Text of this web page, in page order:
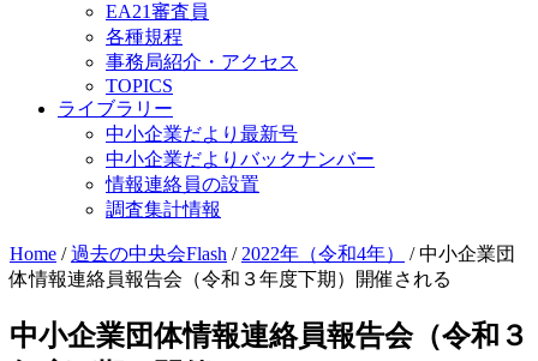
EA21審査員
各種規程
事務局紹介・アクセス
TOPICS
ライブラリー
中小企業だより最新号
中小企業だよりバックナンバー
情報連絡員の設置
調査集計情報
Home /過去の中央会Flash / 2022年（令和4年） /中小企業団
体情報連絡員報告会（令和３年度下期）開催される
中小企業団体情報連絡員報告会（令和３